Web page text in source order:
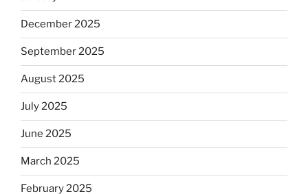
December 2025
September 2025
August 2025
July 2025
June 2025
March 2025
February 2025